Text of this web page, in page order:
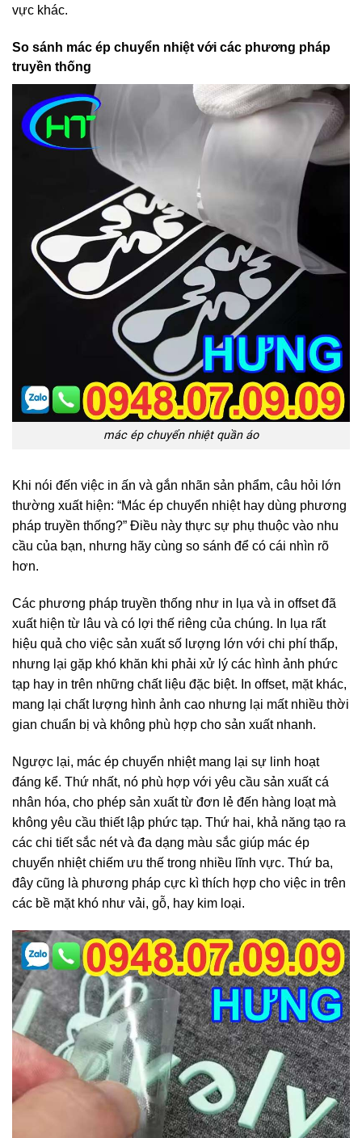
vực khác.
So sánh mác ép chuyển nhiệt với các phương pháp
truyền thống
mác ép chuyển nhiệt quần áo
Khi nói đến việc in ấn và gắn nhãn sản phẩm, câu hỏi lớn
thường xuất hiện: “Mác ép chuyển nhiệt hay dùng phương
pháp truyền thống?” Điều này thực sự phụ thuộc vào nhu
cầu của bạn, nhưng hãy cùng so sánh để có cái nhìn rõ
hơn.
Các phương pháp truyền thống như in lụa và in offset đã
xuất hiện từ lâu và có lợi thế riêng của chúng. In lụa rất
hiệu quả cho việc sản xuất số lượng lớn với chi phí thấp,
nhưng lại gặp khó khăn khi phải xử lý các hình ảnh phức
tạp hay in trên những chất liệu đặc biệt. In offset, mặt khác,
mang lại chất lượng hình ảnh cao nhưng lại mất nhiều thời
gian chuẩn bị và không phù hợp cho sản xuất nhanh.
Ngược lại, mác ép chuyển nhiệt mang lại sự linh hoạt
đáng kể. Thứ nhất, nó phù hợp với yêu cầu sản xuất cá
nhân hóa, cho phép sản xuất từ đơn lẻ đến hàng loạt mà
không yêu cầu thiết lập phức tạp. Thứ hai, khả năng tạo ra
các chi tiết sắc nét và đa dạng màu sắc giúp mác ép
chuyển nhiệt chiếm ưu thế trong nhiều lĩnh vực. Thứ ba,
đây cũng là phương pháp cực kì thích hợp cho việc in trên
các bề mặt khó như vải, gỗ, hay kim loại.